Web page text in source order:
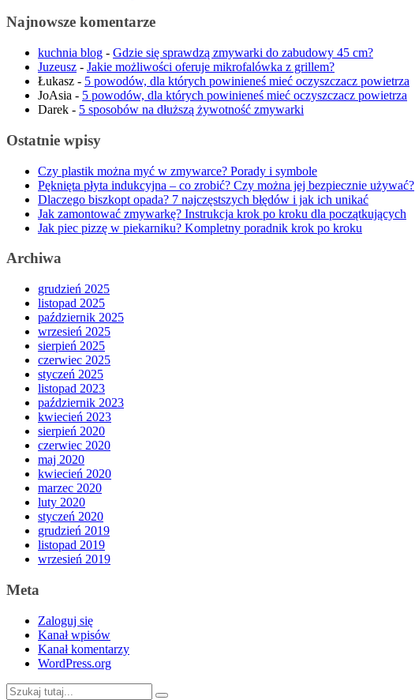
Najnowsze komentarze
kuchnia blog - Gdzie się sprawdzą zmywarki do zabudowy 45 cm?
Juzeusz - Jakie możliwości oferuje mikrofalówka z grillem?
Łukasz - 5 powodów, dla których powinieneś mieć oczyszczacz powietrza
JoAsia - 5 powodów, dla których powinieneś mieć oczyszczacz powietrza
Darek - 5 sposobów na dłuższą żywotność zmywarki
Ostatnie wpisy
Czy plastik można myć w zmywarce? Porady i symbole
Pęknięta płyta indukcyjna – co zrobić? Czy można jej bezpiecznie używać?
Dlaczego biszkopt opada? 7 najczęstszych błędów i jak ich unikać
Jak zamontować zmywarkę? Instrukcja krok po kroku dla początkujących
Jak piec pizzę w piekarniku? Kompletny poradnik krok po kroku
Archiwa
grudzień 2025
listopad 2025
październik 2025
wrzesień 2025
sierpień 2025
czerwiec 2025
styczeń 2025
listopad 2023
październik 2023
kwiecień 2023
sierpień 2020
czerwiec 2020
maj 2020
kwiecień 2020
marzec 2020
luty 2020
styczeń 2020
grudzień 2019
listopad 2019
wrzesień 2019
Meta
Zaloguj się
Kanał wpisów
Kanał komentarzy
WordPress.org
Szukaj: